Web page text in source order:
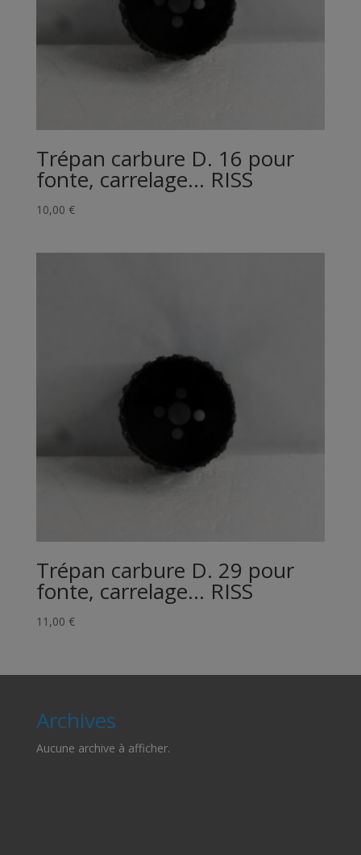
Trépan carbure D. 16 pour
fonte, carrelage… RISS
10,00 €
Trépan carbure D. 29 pour
fonte, carrelage… RISS
11,00 €
Archives
Aucune archive à afficher.